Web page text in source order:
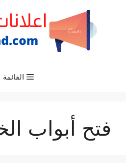
القائمة
فتح أبواب